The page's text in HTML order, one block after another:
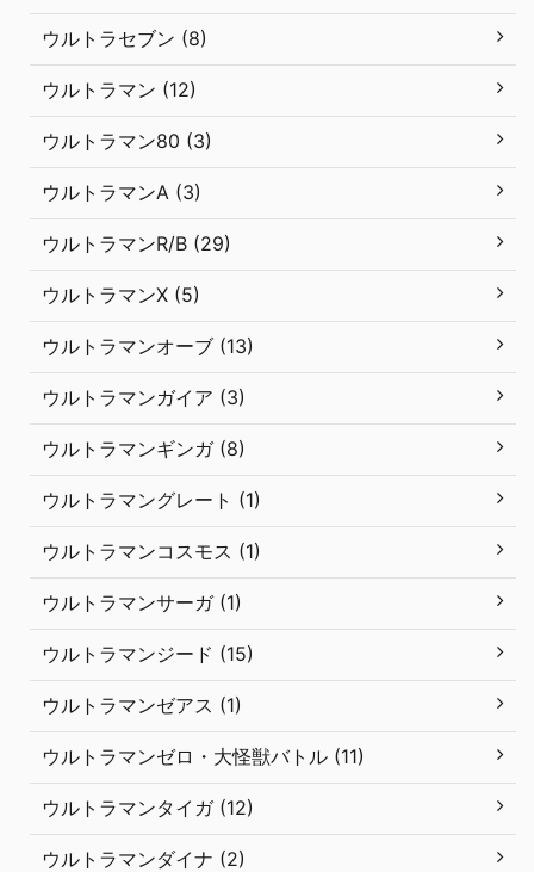
ウルトラセブン (8)
ウルトラマン (12)
ウルトラマン80 (3)
ウルトラマンA (3)
ウルトラマンR/B (29)
ウルトラマンX (5)
ウルトラマンオーブ (13)
ウルトラマンガイア (3)
ウルトラマンギンガ (8)
ウルトラマングレート (1)
ウルトラマンコスモス (1)
ウルトラマンサーガ (1)
ウルトラマンジード (15)
ウルトラマンゼアス (1)
ウルトラマンゼロ・大怪獣バトル (11)
ウルトラマンタイガ (12)
ウルトラマンダイナ (2)